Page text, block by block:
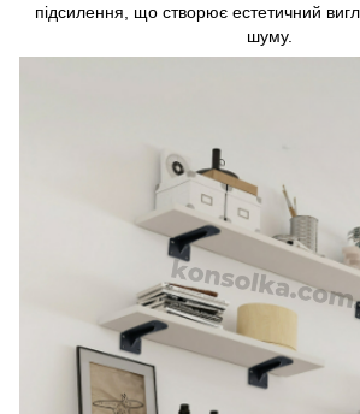
підсилення, що створює естетичний
шуму.